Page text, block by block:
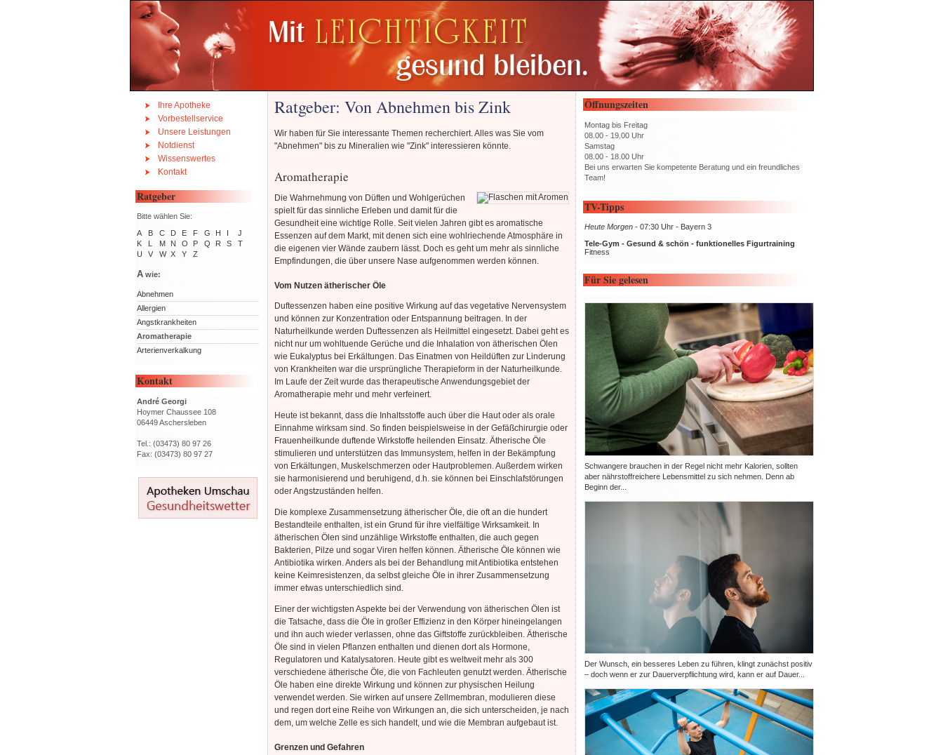
Ihre Apotheke
Vorbestellservice
Unsere Leistungen
Notdienst
Wissenswertes
Kontakt
Ratgeber
Bitte wählen Sie:
A
B C D E F G H I
J
K
L M N O P Q R S
T
U
V W X Y Z
Awie:
Abnehmen
Allergien
Angstkrankheiten
Aromatherapie
Arterienverkalkung
Kontakt
André Georgi
Hoymer Chaussee 108
06449 Aschersleben
Tel.: (03473) 80 97 26
Fax: (03473) 80 97 27
Ratgeber: Von Abnehmen bis Zink
Wir haben für Sie interessante Themen recherchiert. Alles was Sie vom
"Abnehmen" bis zu Mineralien wie "Zink" interessieren könnte.
Aromatherapie
Die Wahrnehmung von Düften und Wohlgerüchen
spielt für das sinnliche Erleben und damit für die
Gesundheit eine wichtige Rolle. Seit vielen Jahren gibt es aromatische
Essenzen auf dem Markt, mit denen sich eine wohlriechende Atmosphäre in
die eigenen vier Wände zaubern lässt. Doch es geht um mehr als sinnliche
Empfindungen, die über unsere Nase aufgenommen werden können.
Vom Nutzen ätherischer Öle
Duftessenzen haben eine positive Wirkung auf das vegetative Nervensystem
und können zur Konzentration oder Entspannung beitragen. In der
Naturheilkunde werden Duftessenzen als Heilmittel eingesetzt. Dabei geht es
nicht nur um wohltuende Gerüche und die Inhalation von ätherischen Ölen
wie Eukalyptus bei Erkältungen. Das Einatmen von Heildüften zur Linderung
von Krankheiten war die ursprüngliche Therapieform in der Naturheilkunde.
Im Laufe der Zeit wurde das therapeutische Anwendungsgebiet der
Aromatherapie mehr und mehr verfeinert.
Heute ist bekannt, dass die Inhaltsstoffe auch über die Haut oder als orale
Einnahme wirksam sind. So finden beispielsweise in der Gefäßchirurgie oder
Frauenheilkunde duftende Wirkstoffe heilenden Einsatz. Ätherische Öle
stimulieren und unterstützen das Immunsystem, helfen in der Bekämpfung
von Erkältungen, Muskelschmerzen oder Hautproblemen. Außerdem wirken
sie harmonisierend und beruhigend, d.h. sie können bei Einschlafstörungen
oder Angstzuständen helfen.
Die komplexe Zusammensetzung ätherischer Öle, die oft an die hundert
Bestandteile enthalten, ist ein Grund für ihre vielfältige Wirksamkeit. In
ätherischen Ölen sind unzählige Wirkstoffe enthalten, die auch gegen
Bakterien, Pilze und sogar Viren helfen können. Ätherische Öle können wie
Antibiotika wirken. Anders als bei der Behandlung mit Antibiotika entstehen
keine Keimresistenzen, da selbst gleiche Öle in ihrer Zusammensetzung
immer etwas unterschiedlich sind.
Einer der wichtigsten Aspekte bei der Verwendung von ätherischen Ölen ist
die Tatsache, dass die Öle in großer Effizienz in den Körper hineingelangen
und ihn auch wieder verlassen, ohne das Giftstoffe zurückbleiben. Ätherische
Öle sind in vielen Pflanzen enthalten und dienen dort als Hormone,
Regulatoren und Katalysatoren. Heute gibt es weltweit mehr als 300
verschiedene ätherische Öle, die von Fachleuten genutzt werden. Ätherische
Öle haben eine direkte Wirkung und können zur physischen Heilung
verwendet werden. Sie wirken auf unsere Zellmembran, modulieren diese
und regen dort eine Reihe von Wirkungen an, die sich unterscheiden, je nach
dem, um welche Zelle es sich handelt, und wie die Membran aufgebaut ist.
Grenzen und Gefahren
Öffnungszeiten
Montag bis Freitag
08.00 - 19.00 Uhr
Samstag
08.00 - 18.00 Uhr
Bei uns erwarten Sie kompetente Beratung und ein freundliches
Team!
TV-Tipps
Heute Morgen -07:30 Uhr - Bayern 3
Tele-Gym - Gesund & schön - funktionelles Figurtraining
Fitness
Für Sie gelesen
Schwangere brauchen in der Regel nicht mehr Kalorien, sollten
aber nährstoffreichere Lebensmittel zu sich nehmen. Denn ab
Beginn der...
Der Wunsch, ein besseres Leben zu führen, klingt zunächst positiv
– doch wenn er zur Dauerverpflichtung wird, kann er auf Dauer...